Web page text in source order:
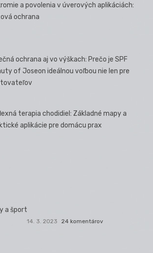
a povolenia v úverových aplikáciách:
ochrana
ochrana aj vo výškach: Prečo je SPF
of Joseon ideálnou voľbou nie len pre
terapia chodidiel: Základné mapy a
aplikácie pre domácu prax
a šport
14. 3. 2023 24 komentárov